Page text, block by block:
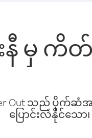
နီ မှ ကိ
Out သည် ပိုက်ဆံအ
ပြောင်းလဲနိုင်သေ